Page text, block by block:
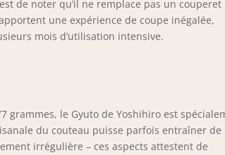
de noter qu’il ne remplace pas un couperet
une expérience de coupe inégalée,
mois d’utilisation intensive.
grammes, le Gyuto de Yoshihiro est
du couteau puisse parfois entraîner de
irrégulière – ces aspects attestent de